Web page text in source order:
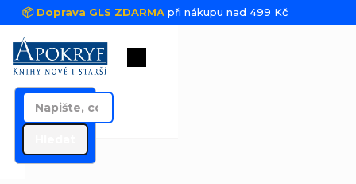
Přejít na obsah
📦 Doprava GLS ZDARMA při nákupu nad 499 Kč
Nákupní košík